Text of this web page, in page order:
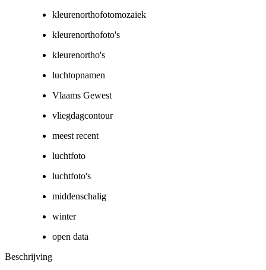
kleurenorthofotomozaïek
kleurenorthofoto's
kleurenortho's
luchtopnamen
Vlaams Gewest
vliegdagcontour
meest recent
luchtfoto
luchtfoto's
middenschalig
winter
open data
Beschrijving